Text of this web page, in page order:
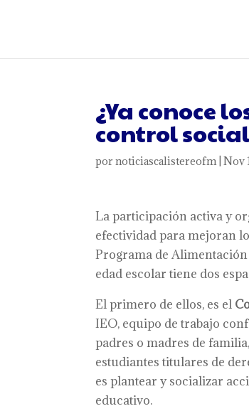
¿Ya conoce
control
pornoticiascalistereofm|Nov
La participación activa y
efectividad para mejoran
Programa de Alimentación
edad escolar tiene dos
El primero de ellos, es el
IEO, equipo de trabajo
padres o madres de
estudiantes titulares de
es plantear y socializar
educativo.